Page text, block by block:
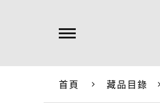
首頁 藏品目錄